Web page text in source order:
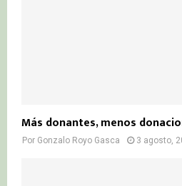
Más donantes, menos
Por Gonzalo Royo Gasca 3 agosto,